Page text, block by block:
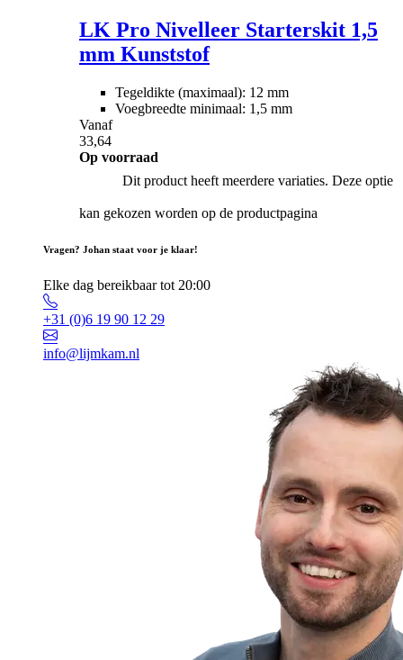
LK Pro Nivelleer Starterskit 1,5
mm Kunststof
Tegeldikte (maximaal): 12 mm
Voegbreedte minimaal: 1,5 mm
Vanaf
33,64
Op voorraad
Dit product heeft meerdere variaties. Deze optie
kan gekozen worden op de productpagina
Vragen? Johan staat voor je klaar!
Elke dag bereikbaar tot 20:00
+31 (0)6 19 90 12 29
info@lijmkam.nl